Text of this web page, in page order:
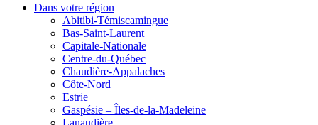
Dans votre région
Abitibi-Témiscamingue
Bas-Saint-Laurent
Capitale-Nationale
Centre-du-Québec
Chaudière-Appalaches
Côte-Nord
Estrie
Gaspésie – Îles-de-la-Madeleine
Lanaudière